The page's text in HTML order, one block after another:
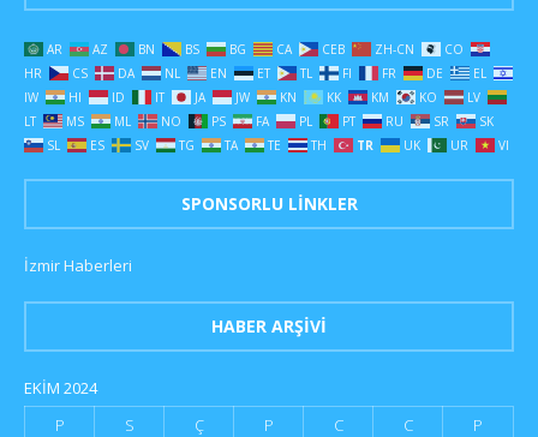
AR AZ BN BS BG CA CEB ZH-CN
CO
HR
CS DA NL EN ET TL FI FR DE
EL
IW
HI ID IT JA JW KN KK KM KO
LV
LT
MS ML NO PS FA PL PT RU SR
SK
SL
ES SV TG TA TE TH TR UK UR VI
SPONSORLU LINKLER
İzmir Haberleri
HABER ARŞIVI
EKIM 2024
P
S Ç P C C
P